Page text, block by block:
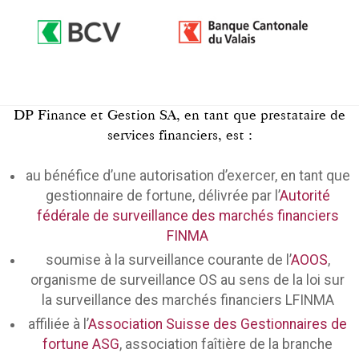
DP Finance et Gestion SA, en tant que prestataire de
services financiers, est :
au bénéfice d’une autorisation d’exercer, en tant que
gestionnaire de fortune, délivrée par l’Autorité
fédérale de surveillance des marchés financiers
FINMA
soumise à la surveillance courante de l’AOOS,
organisme de surveillance OS au sens de la loi sur
la surveillance des marchés financiers LFINMA
affiliée à l’Association Suisse des Gestionnaires de
fortune ASG, association faîtière de la branche